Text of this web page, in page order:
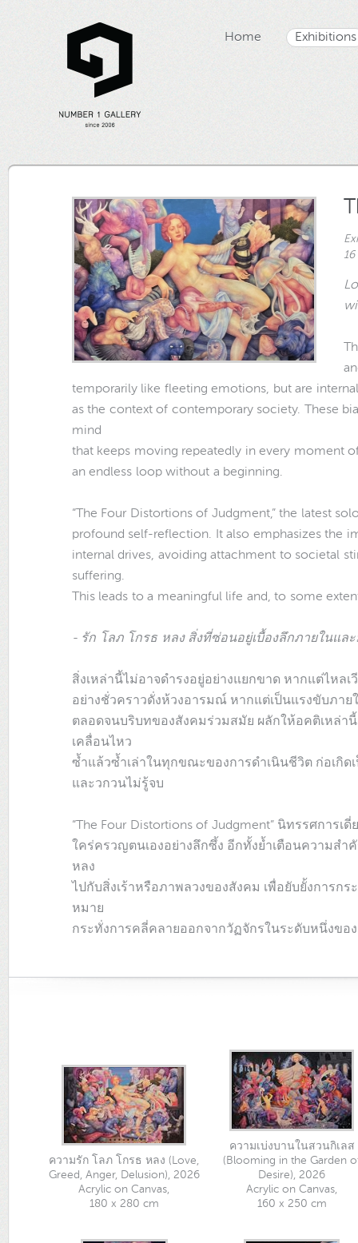
Home Exhibitions
temporarily like fleeting emotions, but are
as the context of contemporary society. These
mind
that keeps moving repeatedly in every moment
an endless loop without a beginning.
“The Four Distortions of Judgment,” the latest
profound self-reflection. It also emphasizes the
internal drives, avoiding attachment to societal
suffering.
This leads to a meaningful life and, to some
- รัก โลภ โกรธ หลง สิ่งที่ซ่อนอยู่เบื้องลึกภายในแ
สิ่งเหล่านี้ไม่อาจดำรงอยู่อย่างแยกขาด หากแต่ไหล
อย่างชั่วคราวดั่งห้วงอารมณ์ หากแต่เป็นแรงขับภาย
ตลอดจนบริบทของสังคมร่วมสมัย ผลักให้อคติเหล่า
เคลื่อนไหว
ซ้ำแล้วซ้ำเล่าในทุกขณะของการดำเนินชีวิต ก่อเกิด
และวกวนไม่รู้จบ
“The Four Distortions of Judgment” นิทรรศการ
ใคร่ครวญตนเองอย่างลึกซึ้ง อีกทั้งย้ำเตือนความ
หลง
ไปกับสิ่งเร้าหรือภาพลวงของสังคม เพื่อยับยั้งการ
หมาย
กระทั่งการคลี่คลายออกจากวัฏจักรในระดับหนึ่งขอ
ความรัก โลภ โกรธ หลง (Love,
Greed, Anger, Delusion), 2026
Acrylic on Canvas,
180 x 280 cm
ความเบ่งบานในสวนกิเลส
(Blooming in the Garden
Desire), 2026
Acrylic on Canvas,
160 x 250 cm